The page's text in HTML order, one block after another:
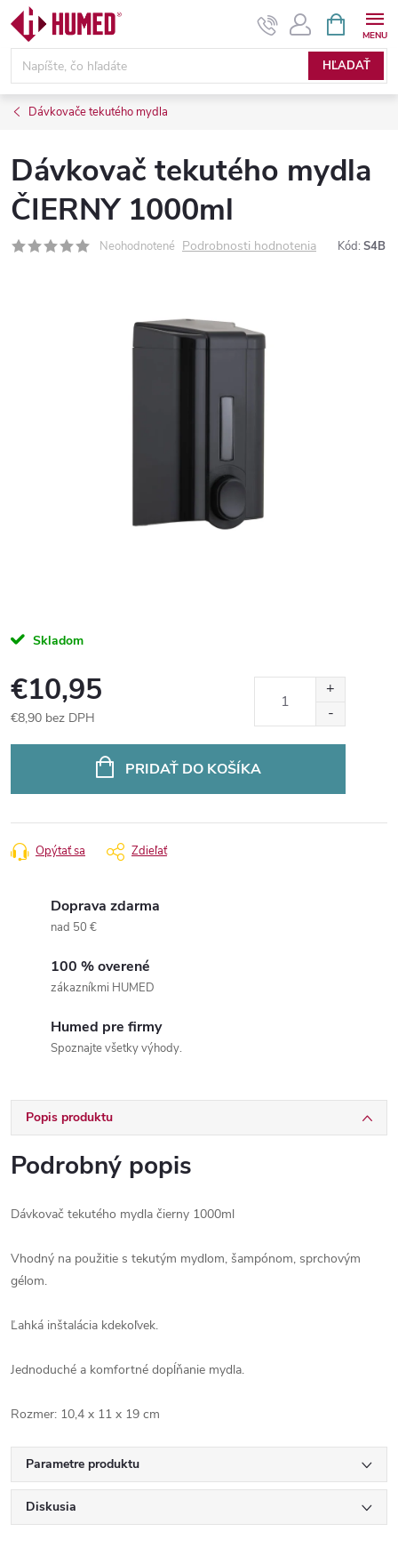
Prejsť
obsah
HĽADAŤ
KOŠÍK
Dávkovače tekutého mydla
Dávkovač tekutého mydla
ČIERNY 1000ml
Neohodnotené Podrobnosti hodnotenia Kód: S4B
Skladom
€10,95
€8,90 bez DPH
PRIDAŤ DO KOŠÍKA
Opýtať sa Zdieľať
Doprava zdarma
nad 50 €
100 % overené
zákazníkmi HUMED
Humed pre firmy
Spoznajte všetky výhody.
Popis produktu
Podrobný popis
Dávkovač tekutého mydla čierny 1000ml
Vhodný na použitie s tekutým mydlom, šampónom, sprchovým
gélom.
Ľahká inštalácia kdekoľvek.
Jednoduché a komfortné dopĺňanie mydla.
Rozmer: 10,4 x 11 x 19 cm
Parametre produktu
Diskusia